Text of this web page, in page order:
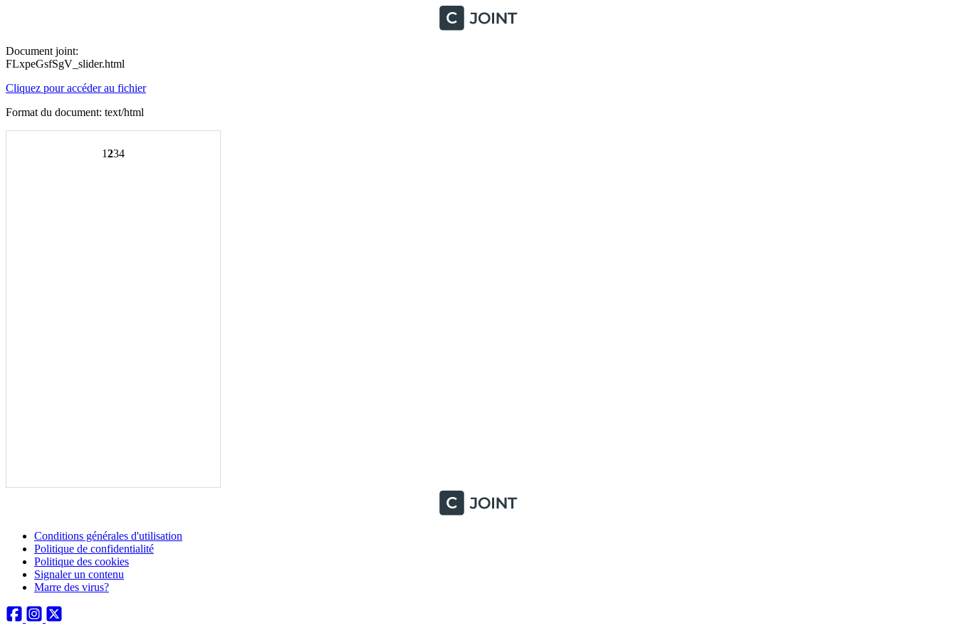
Document joint:
FLxpeGsfSgV_slider.html
Cliquez pour accéder au fichier
Format du document: text/html
Conditions générales d'utilisation
Politique de confidentialité
Politique des cookies
Signaler un contenu
Marre des virus?